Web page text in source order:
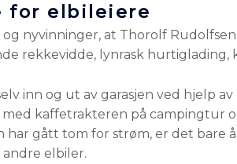
for elbileiere
og nyvinninger, at Thorolf
rekkevidde, lynrask hurtiglading,
inn og ut av garasjen ved hjelp
med kaffetrakteren på campingtur
har gått tom for strøm, er det bare
elbiler.